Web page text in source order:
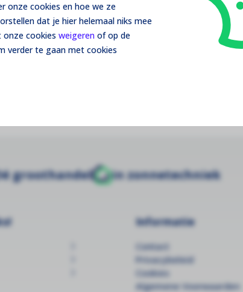
onze cookies en hoe we ze
dat je hier helemaal niks mee
onze cookies weigeren of op de
verder te gaan met cookies
optimale veiligheid en
lekstromen, minimaliseert
uw zonne-energiesysteem.
groothandel in zonnetechniek
Informatie
Contact
Privacybeleid
Cookies
Algemene Voorwaarden